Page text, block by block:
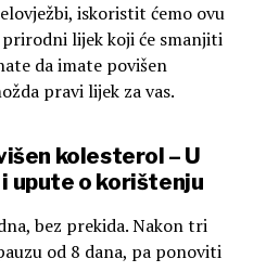
iskoristit ćemo ovu
lijek koji će smanjiti
da imate povišen
pravi lijek za vas.
kolesterol – U
upute o korištenju
bez prekida. Nakon tri
od 8 dana, pa ponoviti